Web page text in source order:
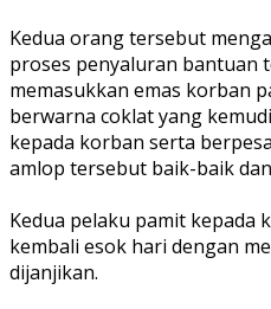
Kedua orang tersebut
proses penyaluran bantuan
memasukkan emas korban
berwarna coklat yang
kepada korban serta
amlop tersebut baik-baik
Kedua pelaku pamit kepada
kembali esok hari dengan
dijanjikan.